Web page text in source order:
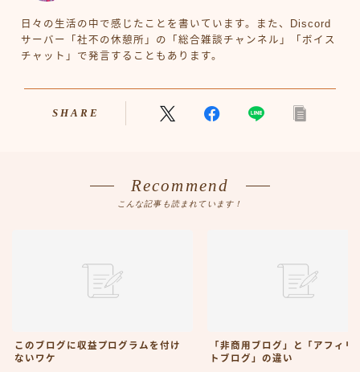
日々の生活の中で感じたことを書いています。また、Discord
サーバー「社不の休憩所」の「総合雑談チャンネル」「ボイス
チャット」で発言することもあります。
SHARE
Recommend
こんな記事も読まれています！
このブログに収益プログラムを付け
ないワケ
「非商用ブログ」と「アフィリ
トブログ」の違い